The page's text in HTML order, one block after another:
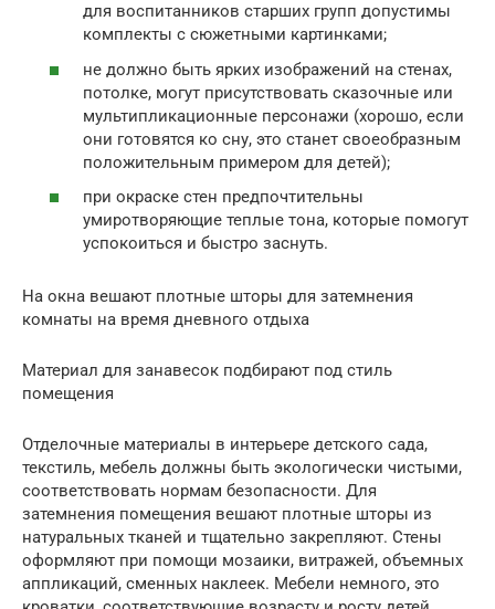
для воспитанников старших групп допустимы
комплекты с сюжетными картинками;
не должно быть ярких изображений на стенах,
потолке, могут присутствовать сказочные или
мультипликационные персонажи (хорошо, если
они готовятся ко сну, это станет своеобразным
положительным примером для детей);
при окраске стен предпочтительны
умиротворяющие теплые тона, которые помогут
успокоиться и быстро заснуть.
На окна вешают плотные шторы для затемнения
комнаты на время дневного отдыха
Материал для занавесок подбирают под стиль
помещения
Отделочные материалы в интерьере детского сада,
текстиль, мебель должны быть экологически чистыми,
соответствовать нормам безопасности. Для
затемнения помещения вешают плотные шторы из
натуральных тканей и тщательно закрепляют. Стены
оформляют при помощи мозаики, витражей, объемных
аппликаций, сменных наклеек. Мебели немного, это